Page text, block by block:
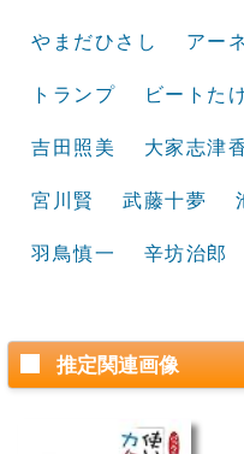
やまだひさし アー
トランプ ビートた
吉田照美 大家志津
宮川賢 武藤十夢
羽鳥慎一 辛坊治郎
推定関連画像